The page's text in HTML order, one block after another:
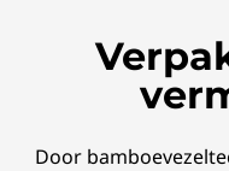
Door